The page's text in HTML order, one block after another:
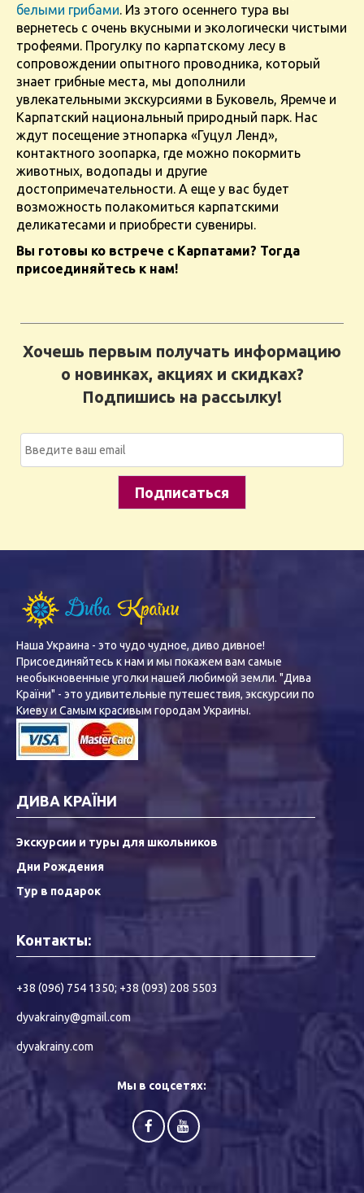
белыми грибами. Из этого осеннего тура вы
вернетесь с очень вкусными и экологически чистыми
трофеями. Прогулку по карпатскому лесу в
сопровождении опытного проводника, который
знает грибные места, мы дополнили
увлекательными экскурсиями в Буковель, Яремче и
Карпатский национальный природный парк. Нас
ждут посещение этнопарка «Гуцул Ленд»,
контактного зоопарка, где можно покормить
животных, водопады и другие
достопримечательности. А еще у вас будет
возможность полакомиться карпатскими
деликатесами и приобрести сувениры.
Вы готовы ко встрече с Карпатами? Тогда
присоединяйтесь к нам!
Хочешь первым получать информацию
о новинках, акциях и скидках?
Подпишись на рассылку!
Наша Украина - это чудо чудное, диво дивное!
Присоединяйтесь к нам и мы покажем вам самые
необыкновенные уголки нашей любимой земли. "Дива
Країни" - это удивительные путешествия, экскурсии по
Киеву и Самым красивым городам Украины.
ДИВА КРАЇНИ
Экскурсии и туры для школьников
Дни Рождения
Тур в подарок
Контакты:
+38 (096) 754 1350; +38 (093) 208 5503
dyvakrainy@gmail.com
dyvakrainy.com
Мы в соцсетях: